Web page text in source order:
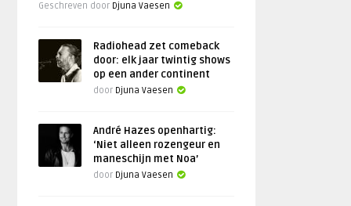
Geschreven door Djuna Vaesen
Radiohead zet comeback
door: elk jaar twintig shows
op een ander continent
door Djuna Vaesen
André Hazes openhartig:
‘Niet alleen rozengeur en
maneschijn met Noa’
door Djuna Vaesen